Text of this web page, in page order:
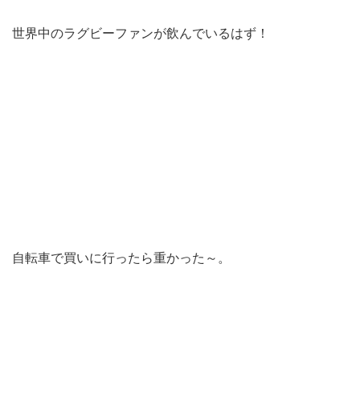
世界中のラグビーファンが飲んでいるはず！
自転車で買いに行ったら重かった～。